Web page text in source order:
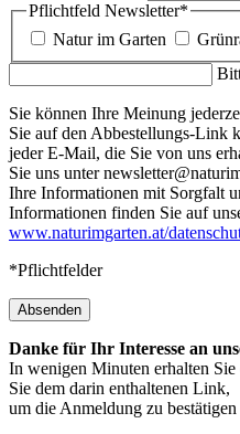
Pflichtfeld Newsletter*
Natur im Garten
Sie können Ihre Meinung
Sie auf den Abbestellungs-Link
jeder E-Mail, die Sie von uns
Sie uns unter
Ihre Informationen mit Sorgfalt
Informationen finden Sie auf
www.naturimgarten.at/
*Pflichtfelder
Absenden
Danke für Ihr Interesse an
In wenigen Minuten erhalten
Sie dem darin enthaltenen Link,
um die Anmeldung zu